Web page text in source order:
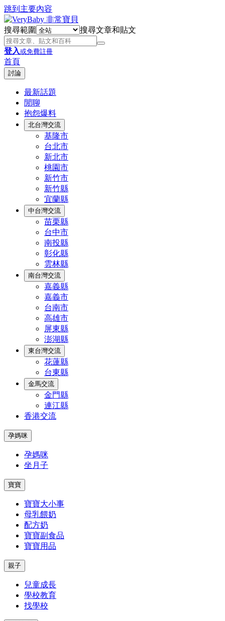
跳到主要內容
搜尋範圍 搜尋文章和貼文
登入或免費註冊
首頁
討論
最新話題
閒聊
抱怨爆料
北台灣交流
基隆市
台北市
新北市
桃園市
新竹市
新竹縣
宜蘭縣
中台灣交流
苗栗縣
台中市
南投縣
彰化縣
雲林縣
南台灣交流
嘉義縣
嘉義市
台南市
高雄市
屏東縣
澎湖縣
東台灣交流
花蓮縣
台東縣
金馬交流
金門縣
連江縣
香港交流
孕媽咪
孕媽咪
坐月子
寶寶
寶寶大小事
母乳餵奶
配方奶
寶寶副食品
寶寶用品
親子
兒童成長
學校教育
找學校